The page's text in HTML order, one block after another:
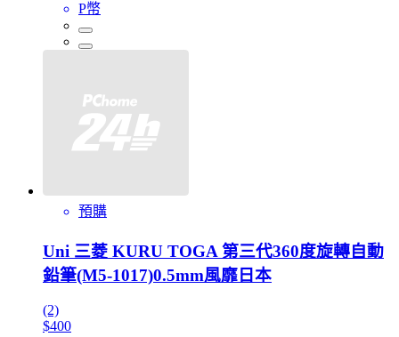
P幣
預購
Uni 三菱 KURU TOGA 第三代360度旋轉自動
鉛筆(M5-1017)0.5mm風靡日本
(2)
$400